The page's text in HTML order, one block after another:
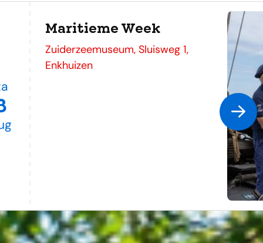
Maritieme Week
adres
Zuiderzeemuseum, Sluisweg 1,
Enkhuizen